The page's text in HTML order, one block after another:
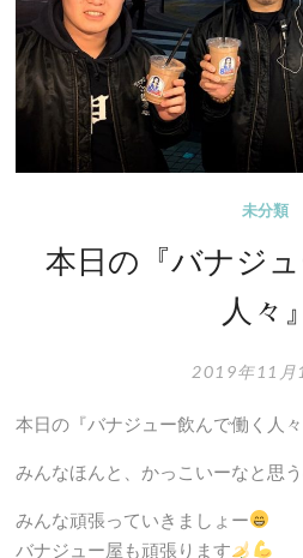
カ
ー
ス
ク
ア
日
で！
未分類
本日の『バナジ
人々』
2019年11月
本日の『バナジュー飲んで働く人々
みんなほんと、かっこいーなと思う
みんな頑張っていきましょー
バナジュー屋も頑張ります